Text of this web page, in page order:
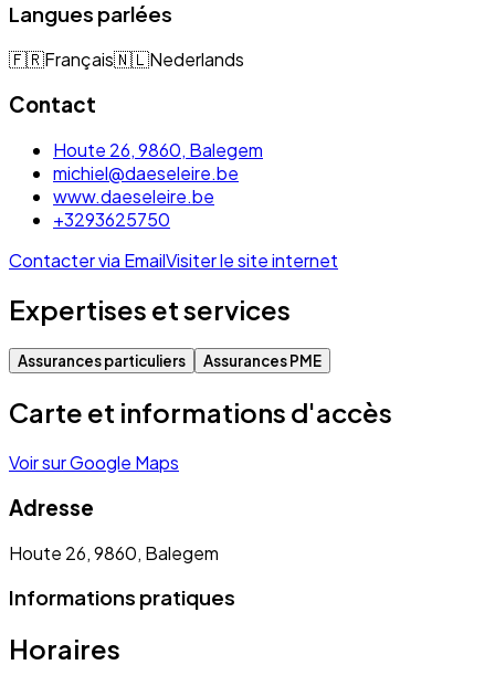
Langues parlées
🇫🇷Français🇳🇱Nederlands
Contact
Houte 26, 9860, Balegem
michiel@daeseleire.be
www.daeseleire.be
+3293625750
Contacter via EmailVisiter le site internet
Expertises et services
Assurances particuliers Assurances PME
Carte et informations d'accès
Voir sur Google Maps
Adresse
Houte 26, 9860, Balegem
Informations pratiques
Horaires